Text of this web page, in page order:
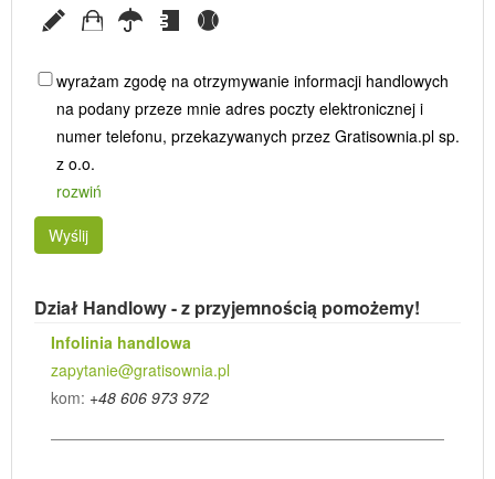
wyrażam zgodę na otrzymywanie informacji handlowych
na podany przeze mnie adres poczty elektronicznej i
numer telefonu, przekazywanych przez Gratisownia.pl sp.
z o.o.
rozwiń
Wyślij
Dział Handlowy - z przyjemnością pomożemy!
Infolinia handlowa
zapytanie@gratisownia.pl
kom: +48 606 973 972